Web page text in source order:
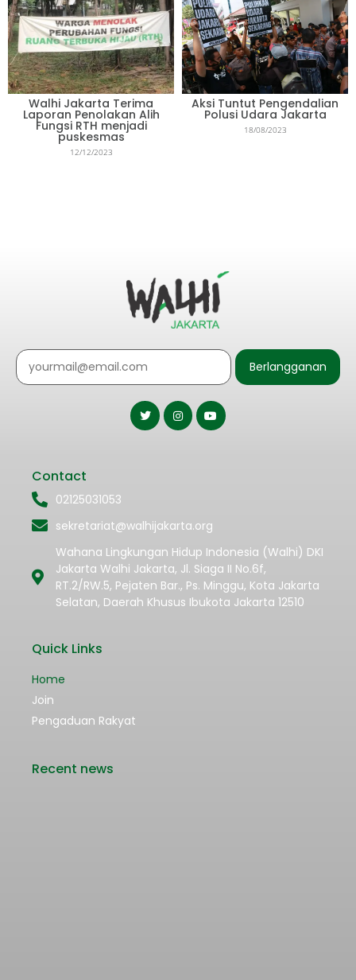
Walhi Jakarta Terima
Laporan Penolakan Alih
Fungsi RTH menjadi
puskesmas
12/12/2023
Aksi Tuntut Pengendalian
Polusi Udara Jakarta
18/08/2023
Berlangganan
Contact
02125031053
sekretariat@walhijakarta.org
Wahana Lingkungan Hidup Indonesia (Walhi) DKI
Jakarta Walhi Jakarta, Jl. Siaga II No.6f,
RT.2/RW.5, Pejaten Bar., Ps. Minggu, Kota Jakarta
Selatan, Daerah Khusus Ibukota Jakarta 12510
Quick Links
Home
Join
Pengaduan Rakyat
Recent news